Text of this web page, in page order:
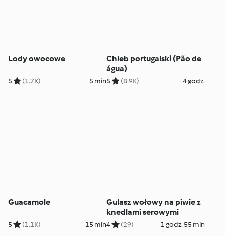
Lody owocowe
5 (1.7K) 5 min
Chleb portugalski (Pão de
água)
5 (8.9K) 4 godz.
Guacamole
5 (1.1K) 15 min
Gulasz wołowy na piwie z
knedlami serowymi
4 (29) 1 godz. 55 min